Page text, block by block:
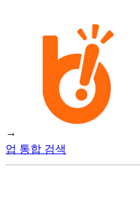
→
업 통합 검색